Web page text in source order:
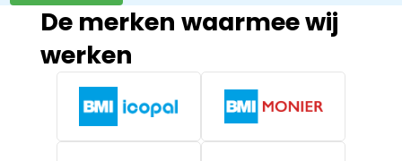
De merken waarmee wij
werken